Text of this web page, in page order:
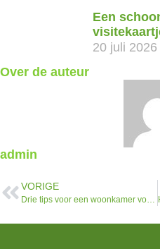
Een
20 juli 2026
Over de auteur
admin
VORIGE
Drie tips voor een woonkamer voor koukleumen